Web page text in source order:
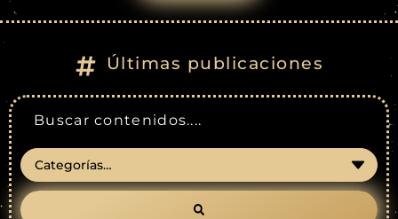
Últimas publicaciones